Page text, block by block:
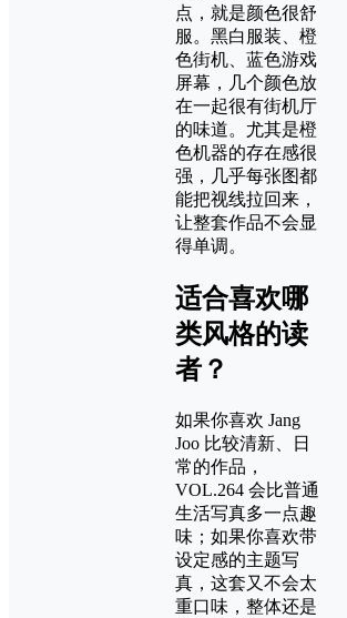
点，就是颜色很舒
服。黑白服装、橙
色街机、蓝色游戏
屏幕，几个颜色放
在一起很有街机厅
的味道。尤其是橙
色机器的存在感很
强，几乎每张图都
能把视线拉回来，
让整套作品不会显
得单调。
适合喜欢哪
类风格的读
者？
如果你喜欢 Jang
Joo 比较清新、日
常的作品，
VOL.264 会比普通
生活写真多一点趣
味；如果你喜欢带
设定感的主题写
真，这套又不会太
重口味，整体还是